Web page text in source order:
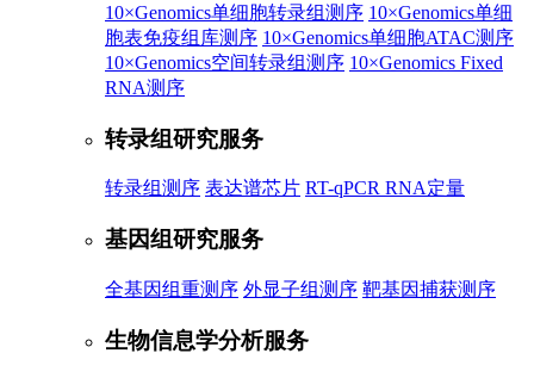
10×Genomics单细胞转录组测序 10×Genomics单细
胞表免疫组库测序 10×Genomics单细胞ATAC测序
10×Genomics空间转录组测序 10×Genomics Fixed
RNA测序
转录组研究服务
转录组测序 表达谱芯片 RT-qPCR RNA定量
基因组研究服务
全基因组重测序 外显子组测序 靶基因捕获测序
生物信息学分析服务